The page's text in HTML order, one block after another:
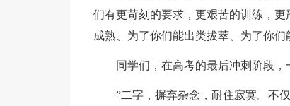
们有更苛刻的要求，更艰苦的训练，
成熟、为了你们能出类拔萃、为了你们
同学们，在高考的最后冲刺阶段，
”二字，摒弃杂念，耐住寂寞。不